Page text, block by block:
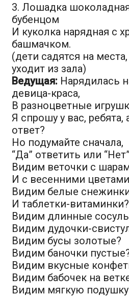
3. Лошадка
бубенцом
И куколка нарядная с
башмачком.
(дети садятся на
уходит из зала)
Ведущая: Нарядилась
девица-краса,
В разноцветные
Я спрошу у вас,
ответ?
Но подумайте сначала,
“Да” ответить или
Видим веточки с
И с весенними
Видим белые
И таблетки-витаминки?
Видим длинные
Видим дудочки-
Видим бусы золотые?
Видим баночки
Видим вкусные
Видим бабочек на
Видим мягкую